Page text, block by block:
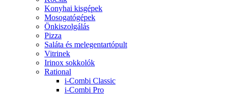
Konyhai kisgépek
Mosogatógépek
Önkiszolgálás
Pizza
Saláta és melegentartópult
Vitrinek
Irinox sokkolók
Rational
i-Combi Classic
i-Combi Pro